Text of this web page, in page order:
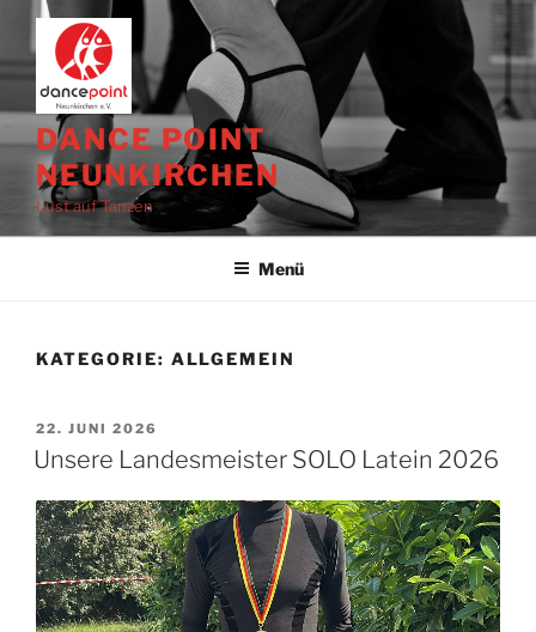
Zum
springen
DANCE POINT
NEUNKIRCHEN
Lust auf Tanzen
Menü
KATEGORIE: ALLGEMEIN
VERÖFFENTLICHT
AM
22. JUNI 2026
Unsere Landesmeister SOLO Latein 2026